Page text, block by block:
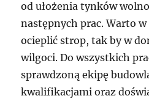
od ułożenia tynków
następnych prac. Warto w
ocieplić strop, tak by w
wilgoci. Do wszystkich
sprawdzoną ekipę
kwalifikacjami oraz